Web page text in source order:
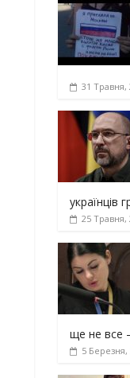
31 Травня,
українців
25 Травня,
ще не все
5 Березня,